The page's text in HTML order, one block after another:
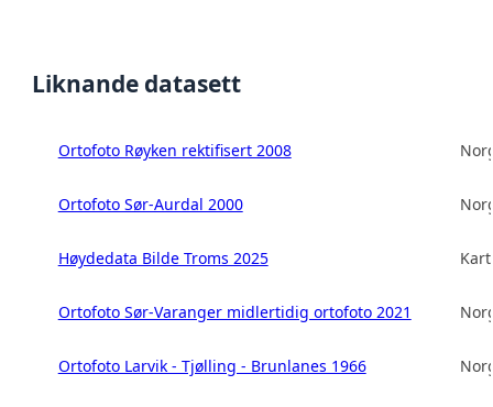
Liknande datasett
Ortofoto Røyken rektifisert 2008
Ortofoto Sør-Aurdal 2000
Høydedata Bilde Troms 2025
Ortofoto Sør-Varanger midlertidig ortofoto 2021
Ortofoto Larvik - Tjølling - Brunlanes 1966